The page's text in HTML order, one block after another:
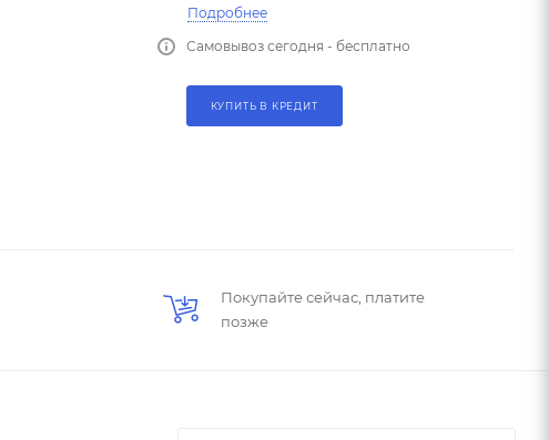
Подробнее
Самовывоз сегодня - бесплатно
КУПИТЬ В КРЕДИТ
Покупайте сейчас, платите
позже